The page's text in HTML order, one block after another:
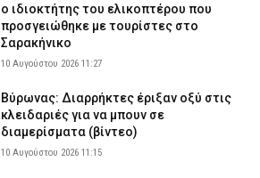
ο ιδιοκτήτης του ελικοπτέρου που
προσγειώθηκε με τουρίστες στο
Σαρακήνικο
10 Αυγούστου 2026 11:27
Βύρωνας: Διαρρήκτες έριξαν οξύ στις
κλειδαριές για να μπουν σε
διαμερίσματα (βίντεο)
10 Αυγούστου 2026 11:15